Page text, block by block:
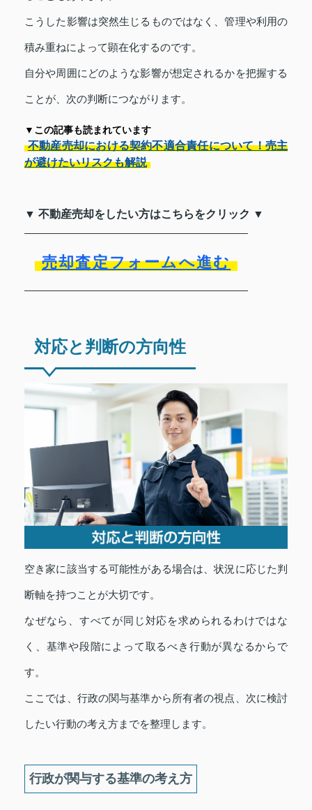
こうした影響は突然生じるものではなく、管理や利用の
積み重ねによって顕在化するのです。
自分や周囲にどのような影響が想定されるかを把握する
ことが、次の判断につながります。
▼この記事も読まれています
不動産売却における契約不適合責任について！売主
が避けたいリスクも解説
▼ 不動産売却をしたい方はこちらをクリック ▼
売却査定フォームへ進む
対応と判断の方向性
空き家に該当する可能性がある場合は、状況に応じた判
断軸を持つことが大切です。
なぜなら、すべてが同じ対応を求められるわけではな
く、基準や段階によって取るべき行動が異なるからで
す。
ここでは、行政の関与基準から所有者の視点、次に検討
したい行動の考え方までを整理します。
行政が関与する基準の考え方